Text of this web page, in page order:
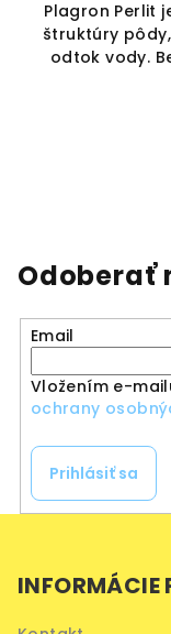
Plagron Perlit
štruktúry
odtok vody.
Odoberať
Email
Vložením e-
ochrany
Prihlásiť sa
INFORMÁCIE